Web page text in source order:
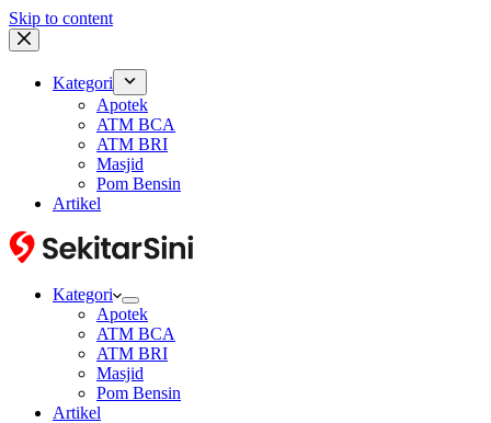
Skip to content
Kategori
Apotek
ATM BCA
ATM BRI
Masjid
Pom Bensin
Artikel
Kategori
Apotek
ATM BCA
ATM BRI
Masjid
Pom Bensin
Artikel